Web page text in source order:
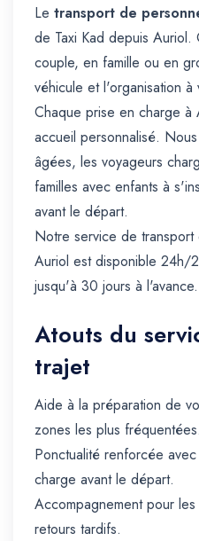
Le transport de
de Taxi Kad depuis
couple, en famille ou en
véhicule et l'organisation
Chaque prise en charge à
accueil personnalisé.
âgées, les voyageurs
familles avec enfants à
avant le départ.
Notre service de
Auriol est disponible 24h/
jusqu'à 30 jours à l'avance.
Atouts du
trajet
Aide à la préparation de
zones les plus fréquentées.
Ponctualité renforcée
charge avant le départ.
Accompagnement pour
retours tardifs.